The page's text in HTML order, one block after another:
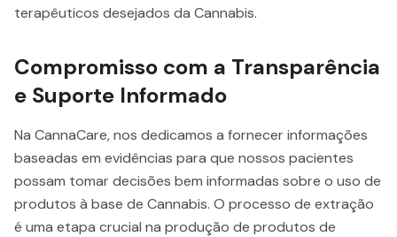
terapêuticos desejados da Cannabis.
Compromisso com a Transparência
e Suporte Informado
Na CannaCare, nos dedicamos a fornecer informações
baseadas em evidências para que nossos pacientes
possam tomar decisões bem informadas sobre o uso de
produtos à base de Cannabis. O processo de extração
é uma etapa crucial na produção de produtos de